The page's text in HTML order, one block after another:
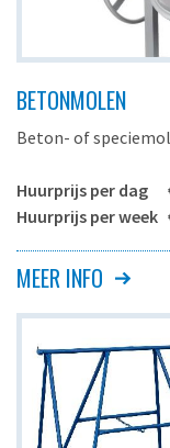
BETONMOLEN
Beton- of
Huurprijs per dag
Huurprijs per week
MEER INFO